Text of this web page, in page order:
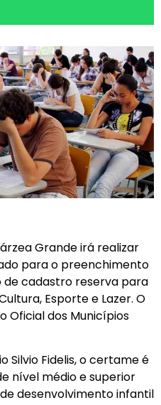
Grande irá realizar
para o preenchimento
de cadastro reserva para
Esporte e Lazer. O
Oficial dos Municípios
Silvio Fidelis, o certame é
nível médio e superior
desenvolvimento infantil